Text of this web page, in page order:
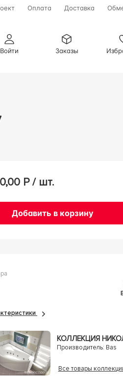
Оплата Доставка
Войти
Заказы
Р / шт.
Добавить в корзину
КОЛЛЕКЦИЯ
Производитель: Bas
Все товары